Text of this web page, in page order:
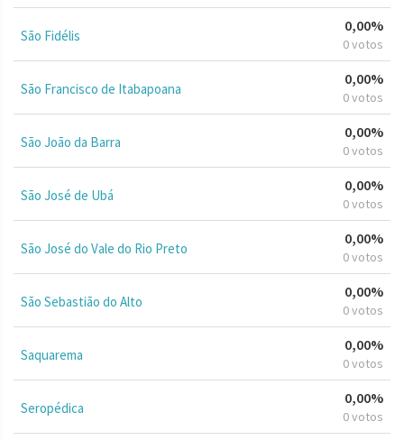
São Fidélis
0,00%
0 votos
São Francisco de Itabapoana
0,00%
0 votos
São João da Barra
0,00%
0 votos
São José de Ubá
0,00%
0 votos
São José do Vale do Rio Preto
0,00%
0 votos
São Sebastião do Alto
0,00%
0 votos
Saquarema
0,00%
0 votos
Seropédica
0,00%
0 votos